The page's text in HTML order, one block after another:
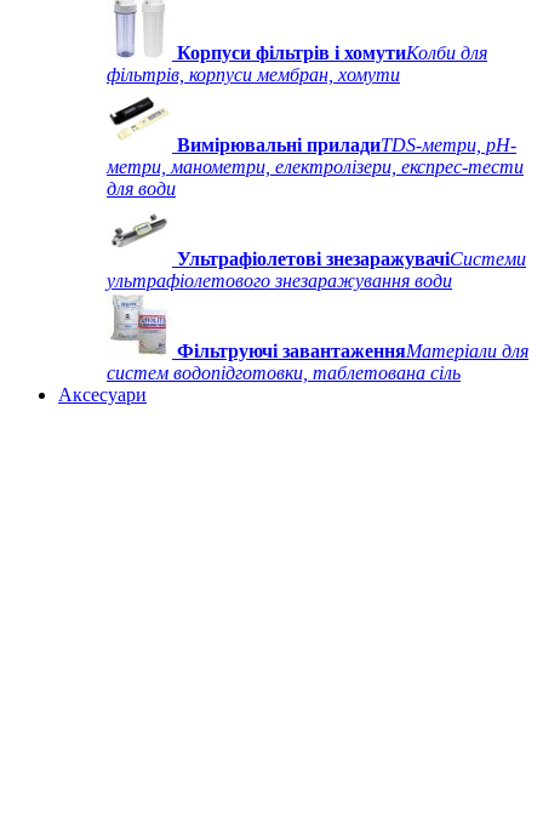
Корпуси фільтрів і хомутиКолби для
фільтрів, корпуси мембран, хомути
Вимірювальні приладиTDS-метри, рН-
метри, манометри, електролізери, експрес-тести
для води
Ультрафіолетові знезаражувачіСистеми
ультрафіолетового знезаражування води
Фільтруючі завантаженняМатеріали для
систем водопідготовки, таблетована сіль
Аксесуари